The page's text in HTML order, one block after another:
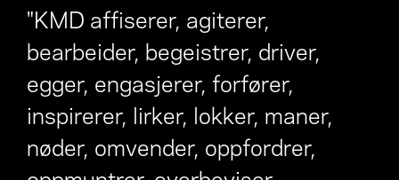
"KMD affiserer, agiterer,
bearbeider, begeistrer, driver,
egger, engasjerer, forfører,
inspirerer, lirker, lokker, maner,
nøder, omvender, oppfordrer,